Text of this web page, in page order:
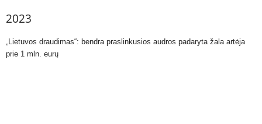
2023
„Lietuvos draudimas“: bendra praslinkusios audros padaryta žala artėja
prie 1 mln. eurų